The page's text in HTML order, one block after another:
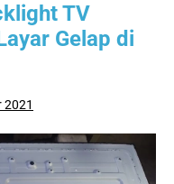
TV
Gelap di
2021